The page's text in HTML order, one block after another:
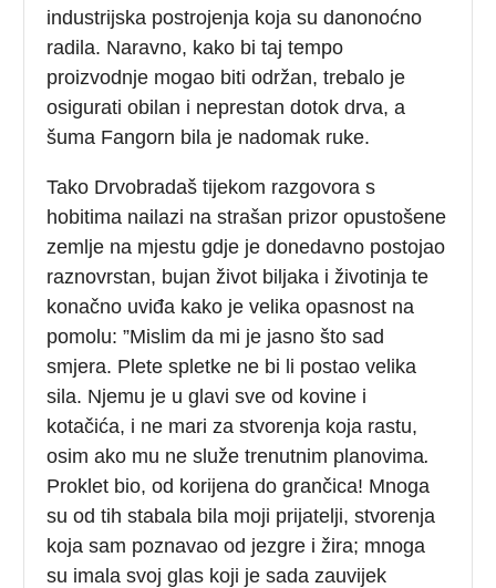
industrijska postrojenja koja su danonoćno
radila. Naravno, kako bi taj tempo
proizvodnje mogao biti održan, trebalo je
osigurati obilan i neprestan dotok drva, a
šuma Fangorn bila je nadomak ruke.
Tako Drvobradaš tijekom razgovora s
hobitima nailazi na strašan prizor opustošene
zemlje na mjestu gdje je donedavno postojao
raznovrstan, bujan život biljaka i životinja te
konačno uviđa kako je velika opasnost na
pomolu: ”Mislim da mi je jasno što sad
smjera. Plete spletke ne bi li postao velika
sila. Njemu je u glavi sve od kovine i
kotačića, i ne mari za stvorenja koja rastu,
osim ako mu ne služe trenutnim planovima.
Proklet bio, od korijena do grančica! Mnoga
su od tih stabala bila moji prijatelji, stvorenja
koja sam poznavao od jezgre i žira; mnoga
su imala svoj glas koji je sada zauvijek